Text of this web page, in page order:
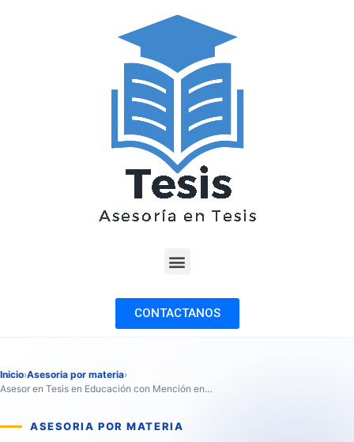
CONTACTANOS
Inicio›Asesoria por materia›
Asesor en Tesis en Educación con Mención en…
ASESORIA POR MATERIA